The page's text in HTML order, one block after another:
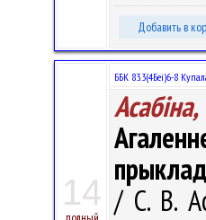
Добавить в
14
ББК 83.3(4Беі)6-8
/ С. В.